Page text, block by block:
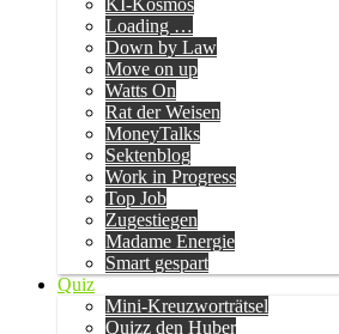
KI-Kosmos
Loading …
Down by Law
Move on up
Watts On
Rat der Weisen
MoneyTalks
Sektenblog
Work in Progress
Top Job
Zugestiegen
Madame Energie
Smart gespart
Quiz
Mini-Kreuzworträtsel
Quizz den Huber